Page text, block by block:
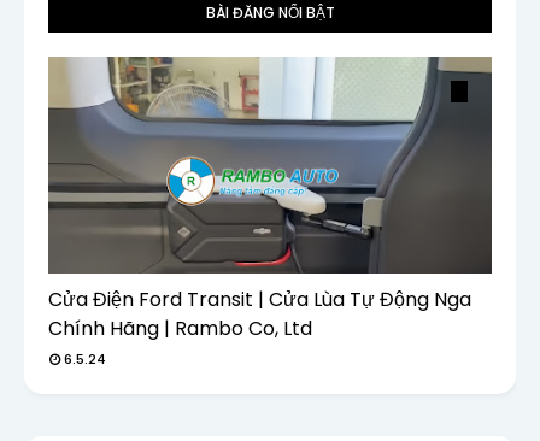
BÀI ĐĂNG NỔI BẬT
Cửa Điện Ford Transit | Cửa Lùa Tự Động Nga
Chính Hãng | Rambo Co, Ltd
6.5.24